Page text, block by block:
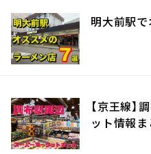
明大前駅で
【京王線】
ット情報ま